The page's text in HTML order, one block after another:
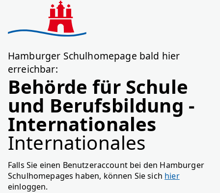
Hamburger Schulhomepage bald hier
erreichbar:
Behörde für Schule
und Berufsbildung -
Internationales
Internationales
Falls Sie einen Benutzeraccount bei den Hamburger
Schulhomepages haben, können Sie sich hier
einloggen.